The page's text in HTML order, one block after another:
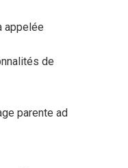
appelée
de
parente ad